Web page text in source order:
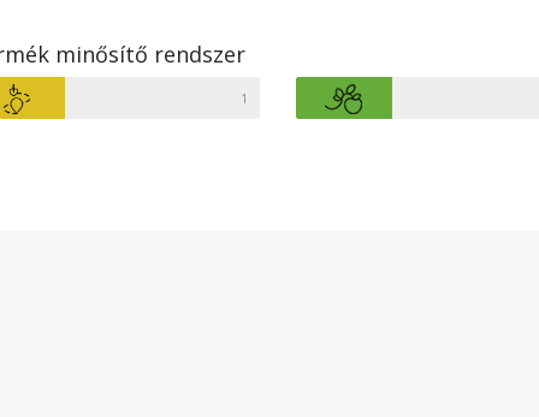
minősítő rendszer
1